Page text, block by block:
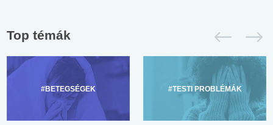
Top témák
#BETEGSÉGEK #TESTI PROBLÉMÁK